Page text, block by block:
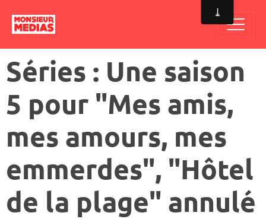
Séries : Une saison
5 pour "Mes amis,
mes amours, mes
emmerdes", "Hôtel
de la plage" annulé